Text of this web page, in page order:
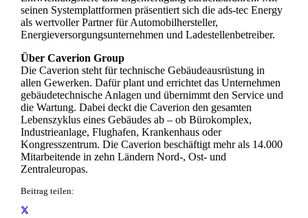
seinen Systemplattformen präsentiert sich die ads-tec Energy
als wertvoller Partner für Automobilhersteller,
Energieversorgungsunternehmen und Ladestellenbetreiber.
Über Caverion Group
Die Caverion steht für technische Gebäudeausrüstung in
allen Gewerken. Dafür plant und errichtet das Unternehmen
gebäudetechnische Anlagen und übernimmt den Service und
die Wartung. Dabei deckt die Caverion den gesamten
Lebenszyklus eines Gebäudes ab – ob Bürokomplex,
Industrieanlage, Flughafen, Krankenhaus oder
Kongresszentrum. Die Caverion beschäftigt mehr als 14.000
Mitarbeitende in zehn Ländern Nord-, Ost- und
Zentraleuropas.
Beitrag teilen: